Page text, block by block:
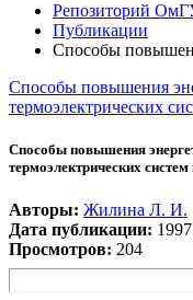
Репозиторий
Публикации
Способы
Способы повышения
термоэлектрических
Способы повышения
термоэлектрических
Авторы: Жилина Л. И.
Дата публикации: 1997
Просмотров: 204